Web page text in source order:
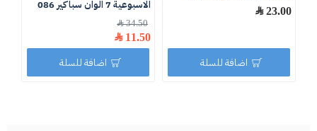
23.00 ﷼
اضافة للسلة
الاسبوعية 7 الوان سباكير 086
11.50 ﷼
34.50 ﷼
اضافة للسلة